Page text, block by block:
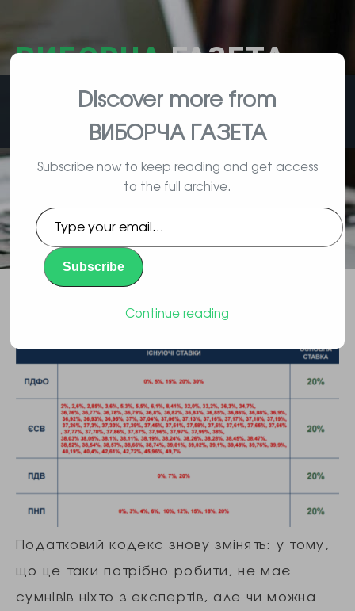
ВИБОРЧАГАЗЕТА
влада, вибори, народ
Податковий кодекс знову
змінюють чи називають корекцію
окремих цифр гучним словом
«реформа»
Податковий кодекс знову змінять: у тому,
що це таки потрібно робити, не має
сумнівів ніхто з експертів, але чи можна
Discover more from
ВИБОРЧА ГАЗЕТА
Subscribe now to keep reading and get access
to the full archive.
Type
your
email…
Subscribe
Continue reading